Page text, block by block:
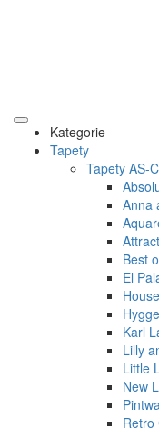
Kategorie
Tapety
Tapety AS-
Anna
Best
El
Karl
Lilly
Little
New
Retro